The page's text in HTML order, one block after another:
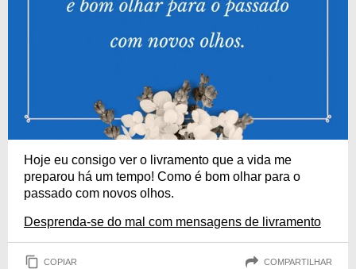
Hoje eu consigo ver o livramento que a vida me
preparou há um tempo! Como é bom olhar para o
passado com novos olhos.
Desprenda-se do mal com mensagens de livramento
COPIAR COMPARTILHAR